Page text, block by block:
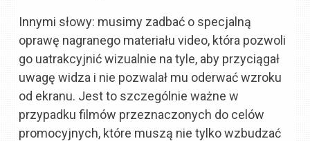
Innymi słowy: musimy zadbać o specjalną
oprawę nagranego materiału video, która pozwoli
go uatrakcyjnić wizualnie na tyle, aby przyciągał
uwagę widza i nie pozwalał mu oderwać wzroku
od ekranu. Jest to szczególnie ważne w
przypadku filmów przeznaczonych do celów
promocyjnych, które muszą nie tylko wzbudzać